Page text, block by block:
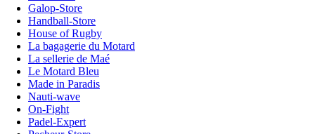
Galop-Store
Handball-Store
House of Rugby
La bagagerie du Motard
La sellerie de Maé
Le Motard Bleu
Made in Paradis
Nauti-wave
On-Fight
Padel-Expert